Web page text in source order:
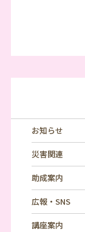
お知らせ
災害関連
助成案内
広報・SNS
講座案内